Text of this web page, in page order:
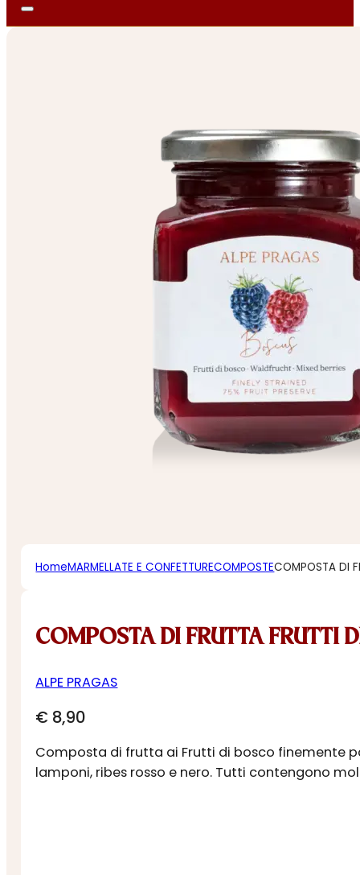
HomeMARMELLATE E CONFETTURECOMPOSTECOMPOSTA DI
COMPOSTA DI FRUTTA FRUTTI
ALPE PRAGAS
€ 8,90
Composta di frutta ai Frutti di bosco finemente
lamponi, ribes rosso e nero. Tutti contengono